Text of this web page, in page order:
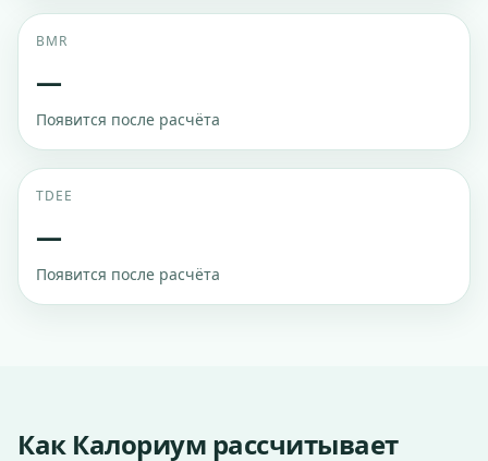
BMR
—
Появится после расчёта
TDEE
—
Появится после расчёта
Как Калориум рассчитывает